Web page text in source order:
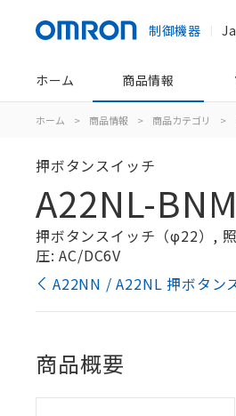
制御機器
ホーム 商品情報
ホーム > 商品情報 > 商品カテゴリ >
押ボタンスイッチ
A22NL-
押ボタンスイッチ（φ22）,
圧: AC/DC6V
A22NN / A22NL 押ボタン
商品概要